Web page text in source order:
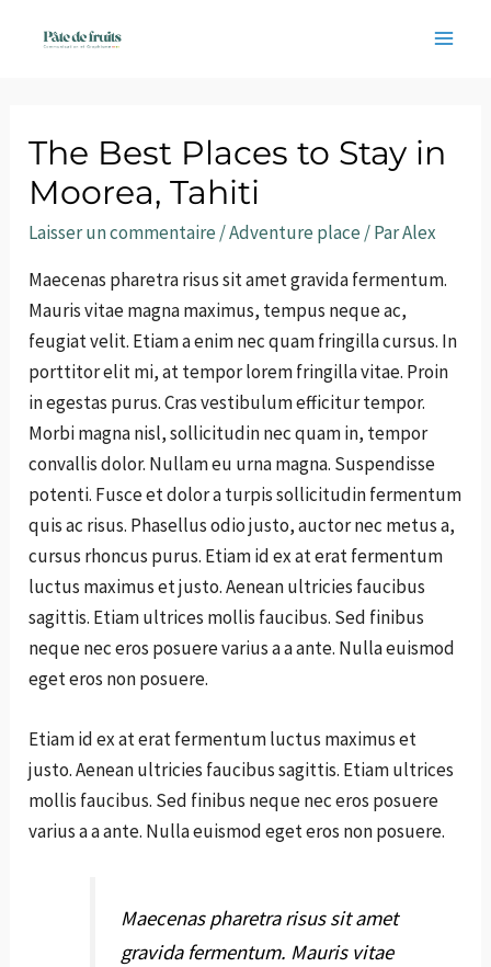
The Best Places to Stay in
Moorea, Tahiti
Laisser un commentaire /Adventure place / ParAlex
Maecenas pharetra risus sit amet gravida fermentum.
Mauris vitae magna maximus, tempus neque ac,
feugiat velit. Etiam a enim nec quam fringilla cursus. In
porttitor elit mi, at tempor lorem fringilla vitae. Proin
in egestas purus. Cras vestibulum efficitur tempor.
Morbi magna nisl, sollicitudin nec quam in, tempor
convallis dolor. Nullam eu urna magna. Suspendisse
potenti. Fusce et dolor a turpis sollicitudin fermentum
quis ac risus. Phasellus odio justo, auctor nec metus a,
cursus rhoncus purus. Etiam id ex at erat fermentum
luctus maximus et justo. Aenean ultricies faucibus
sagittis. Etiam ultrices mollis faucibus. Sed finibus
neque nec eros posuere varius a a ante. Nulla euismod
eget eros non posuere.
Etiam id ex at erat fermentum luctus maximus et
justo. Aenean ultricies faucibus sagittis. Etiam ultrices
mollis faucibus. Sed finibus neque nec eros posuere
varius a a ante. Nulla euismod eget eros non posuere.
Maecenas pharetra risus sit amet
gravida fermentum. Mauris vitae